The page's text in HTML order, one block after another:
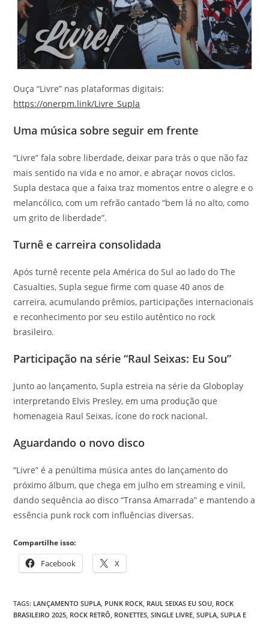
Ouça “Livre” nas plataformas digitais:
https://onerpm.link/Livre_Supla
Uma música sobre seguir em frente
“Livre” fala sobre liberdade, deixar para trás o que não faz
mais sentido na vida e no amor, e abraçar novos ciclos.
Supla destaca que a faixa traz momentos entre o alegre e o
melancólico, com um refrão cantado “bem lá no alto, como
um grito de liberdade”.
Turnê e carreira consolidada
Após turnê recente pela América do Sul ao lado do The
Casualties, Supla segue firme com quase 40 anos de
carreira, acumulando prêmios, participações internacionais
e reconhecimento por seu estilo autêntico no rock
brasileiro.
Participação na série “Raul Seixas: Eu Sou”
Junto ao lançamento, Supla estreia na série da Globoplay
interpretando Elvis Presley, em uma produção que
homenageia Raul Seixas, ícone do rock nacional.
Aguardando o novo disco
“Livre” é a penúltima música antes do lançamento do
próximo álbum, que chega em julho em streaming e vinil,
dando sequência ao disco “Transa Amarrada” e mantendo a
essência punk rock com influências diversas.
Compartilhe isso:
Facebook X
TAGS: LANÇAMENTO SUPLA, PUNK ROCK, RAUL SEIXAS EU SOU, ROCK
BRASILEIRO 2025, ROCK RETRÔ, RONETTES, SINGLE LIVRE, SUPLA, SUPLA E